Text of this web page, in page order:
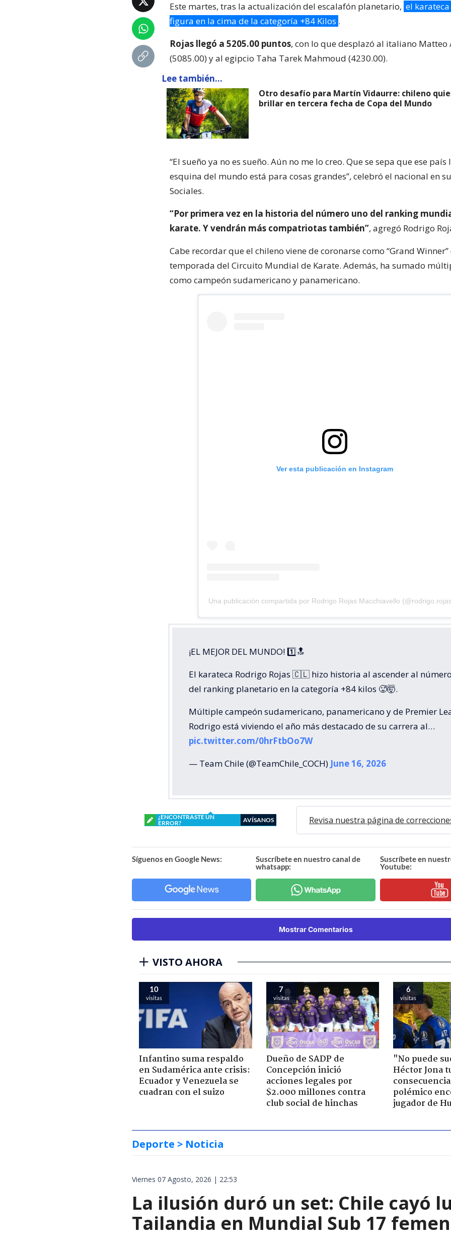
Este martes, tras la actualización del escalafón planetario, el
figura en la cima de la categoría +84 Kilos .
Rojas llegó a 5205.00 puntos, con lo que desplazó al italiano Matteo
(5085.00) y al egipcio Taha Tarek Mahmoud (4230.00).
Lee también...
Otro desafío para Martín Vidaurre: chileno
brillar en tercera fecha de Copa del Mundo
“El sueño ya no es sueño. Aún no me lo creo. Que se sepa que ese
esquina del mundo está para cosas grandes”, celebró el nacional en
Sociales.
“Por primera vez en la historia del número uno del ranking
karate. Y vendrán más compatriotas también”, agregó Rodrigo
Cabe recordar que el chileno viene de coronarse como “Grand Winner”
temporada del Circuito Mundial de Karate. Además, ha sumado
como campeón sudamericano y panamericano.
Ver esta publicación en Instagram
Una publicación compartida por Rodrigo Rojas Macchiavello
¡EL MEJOR DEL MUNDO! 1️⃣🔝
El karateca Rodrigo Rojas 🇨🇱 hizo historia al ascender al
del ranking planetario en la categoría +84 kilos 🥵🤯.
Múltiple campeón sudamericano, panamericano y de Premier
Rodrigo está viviendo el año más destacado de su carrera al…
pic.twitter.com/0hrFtbOo7W
— Team Chile (@TeamChile_COCH) June 16, 2026
¿ENCONTRASTE UN
ERROR?
AVÍSANOS Revisa nuestra página de
Síguenos en Google News:
Suscríbete en nuestro canal de
whatsapp:
Suscríbete en
Youtube:
Mostrar Comentarios
VISTO AHORA
10
visitas
Infantino suma respaldo
en Sudamérica ante crisis:
Ecuador y Venezuela se
cuadran con el suizo
7
visitas
Dueño de SADP de
Concepción inició
acciones legales por
$2.000 millones contra
club social de hinchas
6
visitas
"No puede
Héctor Jona
polémico
jugador de
Deporte > Noticia
Viernes 07 Agosto, 2026 | 22:53
La ilusión duró un set: Chile cayó
Tailandia en Mundial Sub 17